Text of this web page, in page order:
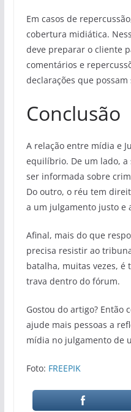
Em casos de
cobertura midiática.
deve preparar o cliente
comentários e
declarações que
Conclusão
A relação entre mídia e
equilíbrio. De um lado,
ser informada sobre
Do outro, o réu tem
a um julgamento justo e
Afinal, mais do que
precisa resistir ao
batalha, muitas vezes, é
trava dentro do fórum.
Gostou do artigo? Então
ajude mais pessoas a
mídia no julgamento de
Foto: FREEPIK